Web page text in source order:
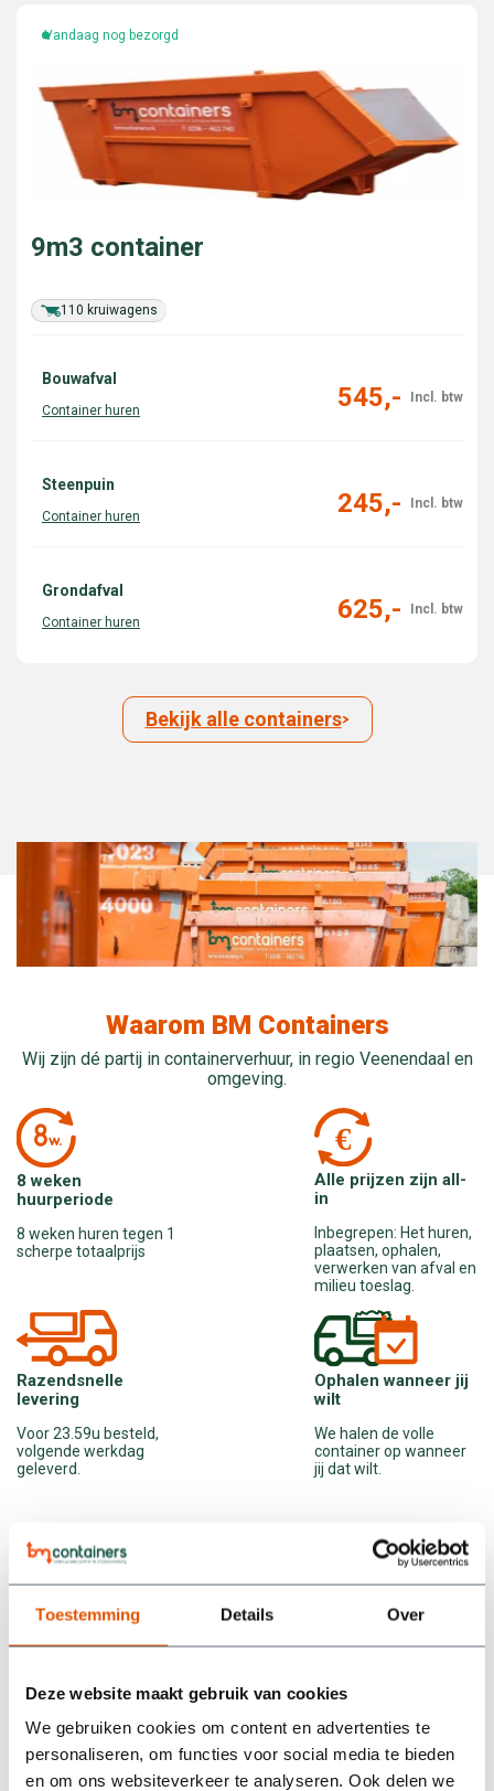
Toestemming Details Over
Deze website maakt gebruik van cookies
We gebruiken cookies om content en advertenties te
personaliseren, om functies voor social media te bieden
en om ons websiteverkeer te analyseren. Ook delen we
Vandaag nog bezorgd
110 kruiwagens
9m3 container
Bouwafval
545,-
Steenpuin
245,-
Grondafval
625,-
Bekijk alle containers
Waarom BM Containers
Wij zijn dé partij in containerverhuur, in regio Veenendaal en
omgeving.
8 weken
huurperiode
8 weken huren tegen 1
scherpe totaalprijs
Alle prijzen zijn all-
in
Inbegrepen: Het huren,
plaatsen, ophalen,
verwerken van afval en
milieu toeslag.
Razendsnelle
levering
Voor 23.59u besteld,
volgende werkdag
geleverd.
Ophalen wanneer jij
wilt
We halen de volle
container op wanneer
jij dat wilt.
Wat onze klanten zeggen
We hebben een container gehuurd bij BM Containers en zijn
supertevreden. Alles werd netjes geregeld: snel geleverd,